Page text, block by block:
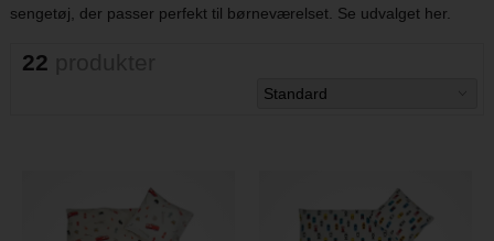
sengetøj, der passer perfekt til børneværelset. Se udvalget her.
22